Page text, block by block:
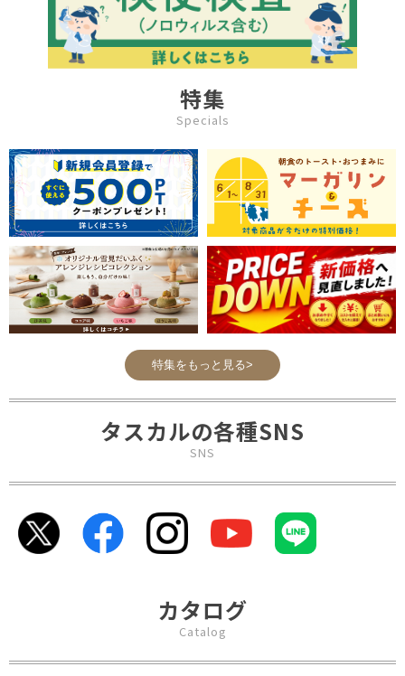
特集
Specials
特集をもっと見る>
タスカルの各種SNS
SNS
カタログ
Catalog